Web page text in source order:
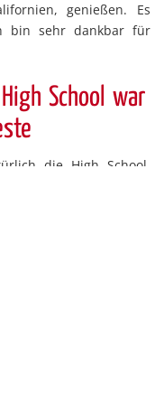
genießen. Es
bin sehr dankbar für
School war
die High School.